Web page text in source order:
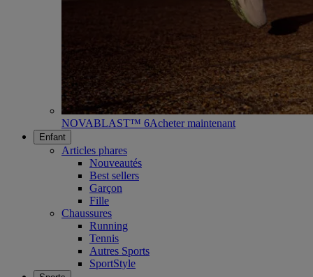
NOVABLAST™ 6Acheter maintenant
Enfant
Articles phares
Nouveautés
Best sellers
Garçon
Fille
Chaussures
Running
Tennis
Autres Sports
SportStyle